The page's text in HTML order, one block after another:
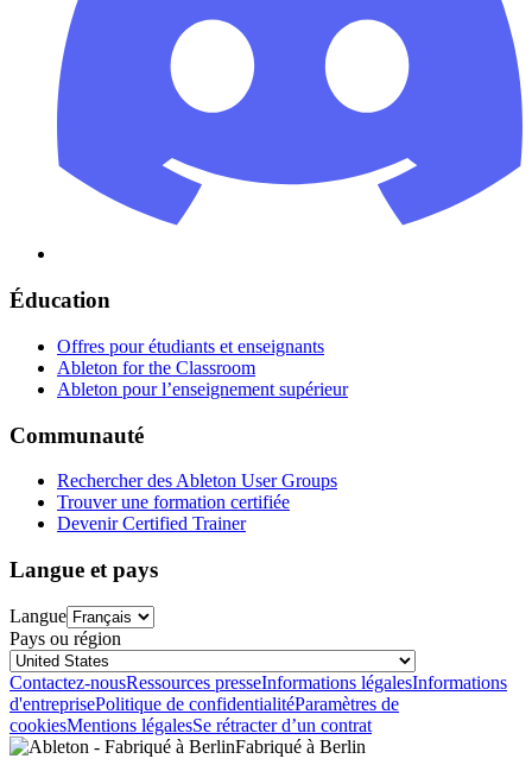
Éducation
Offres pour étudiants et enseignants
Ableton for the Classroom
Ableton pour l’enseignement supérieur
Communauté
Rechercher des Ableton User Groups
Trouver une formation certifiée
Devenir Certified Trainer
Langue et pays
Langue
Pays ou région
Contactez-nousRessources presseInformations légalesInformations
d'entreprisePolitique de confidentialitéParamètres de
cookiesMentions légalesSe rétracter d’un contrat
Fabriqué à Berlin